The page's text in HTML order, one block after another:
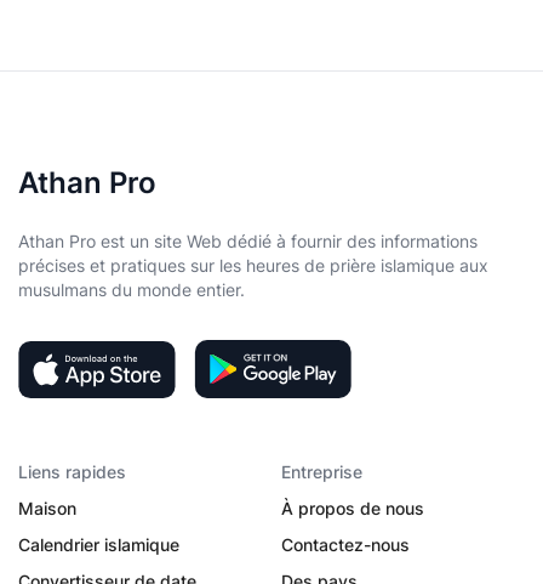
Athan Pro
Athan Pro est un site Web dédié à fournir des informations
précises et pratiques sur les heures de prière islamique aux
musulmans du monde entier.
Liens rapides
Maison
Calendrier islamique
Entreprise
À propos de nous
Contactez-nous